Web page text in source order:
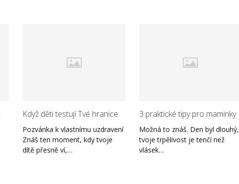
Když děti testují Tvé hranice
Pozvánka k vlastnímu uzdravení
Znáš ten moment, kdy tvoje
dítě přesně ví,…
3 praktické tipy pro maminky
Možná to znáš. Den byl dlouhý,
tvoje trpělivost je tenčí než
vlásek…